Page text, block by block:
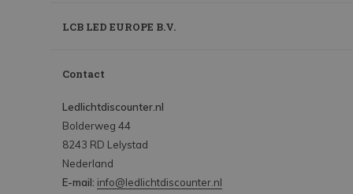
LCB LED EUROPE B.V.
Contact
Ledlichtdiscounter.nl
Bolderweg 44
8243 RD Lelystad
Nederland
E-mail: info@ledlichtdiscounter.nl